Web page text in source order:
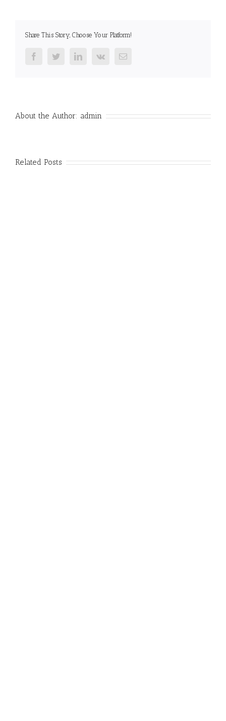
Share This Story, Choose Your Platform!
FacebookTwitterLinkedInVk Email
About the Author: admin
Related Posts